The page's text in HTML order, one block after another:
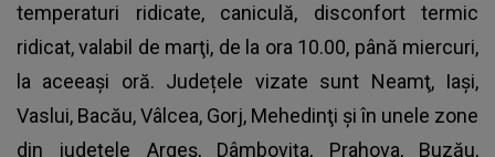
temperaturi ridicate, caniculă, disconfort termic
ridicat, valabil de marţi, de la ora 10.00, până miercuri,
la aceeaşi oră. Județele vizate sunt Neamţ, Iaşi,
Vaslui, Bacău, Vâlcea, Gorj, Mehedinţi şi în unele zone
din judeţele Argeş, Dâmboviţa, Prahova, Buzău,